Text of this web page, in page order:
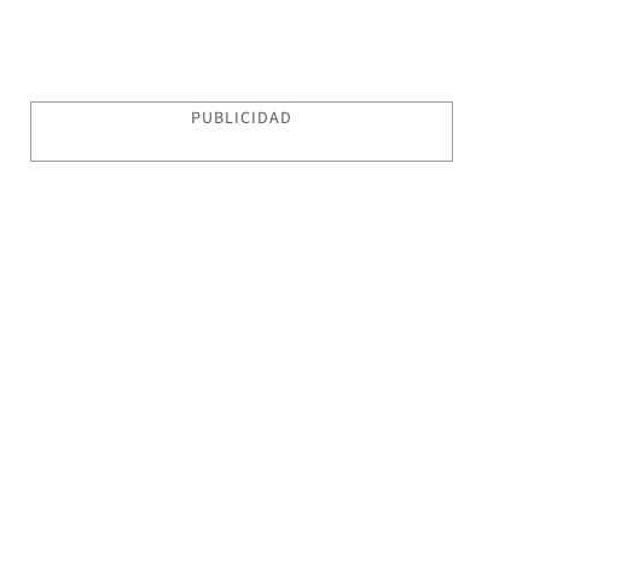
PUBLICIDAD